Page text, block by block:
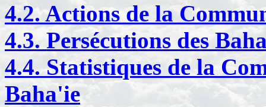
4.2. Actions de la
4.3. Persécutions des
4.4. Statistiques de la
Baha'ie